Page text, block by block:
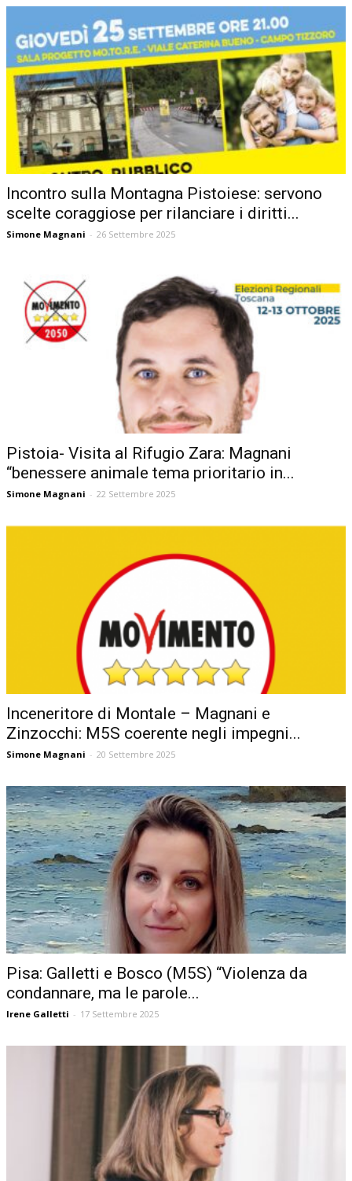
Incontro sulla Montagna Pistoiese: servono
scelte coraggiose per rilanciare i diritti...
Simone Magnani - 26 Settembre 2025
Pistoia- Visita al Rifugio Zara: Magnani
“benessere animale tema prioritario in...
Simone Magnani - 22 Settembre 2025
Inceneritore di Montale – Magnani e
Zinzocchi: M5S coerente negli impegni...
Simone Magnani - 20 Settembre 2025
Pisa: Galletti e Bosco (M5S) “Violenza da
condannare, ma le parole...
Irene Galletti - 17 Settembre 2025